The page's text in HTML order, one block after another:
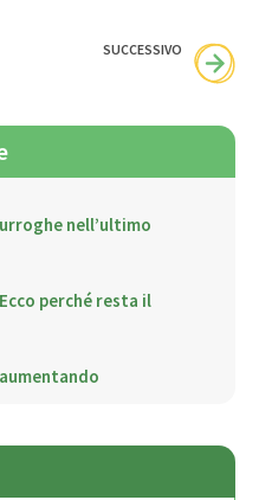
SUCCESSIVO
nell’ultimo
perché resta il